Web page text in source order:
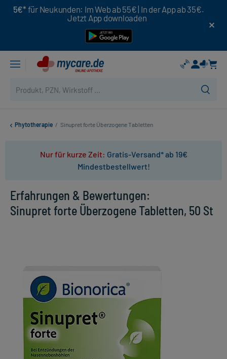
5€* für Neukunden: Im Web ab 55€ | In der App ab 35€.
Jetzt App downloaden
Phytotherapie / Sinupret forte Überzogene Tabletten
Nur für kurze Zeit: Gratis-Versand* ab 19€
Mindestbestellwert!
Erfahrungen & Bewertungen:
Sinupret forte Überzogene Tabletten, 50 St